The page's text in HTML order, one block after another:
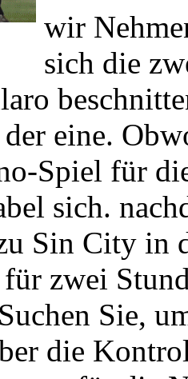
wir
sich die
eine.
Spiel für
sich.
Sin City in
zwei
Sie,
die